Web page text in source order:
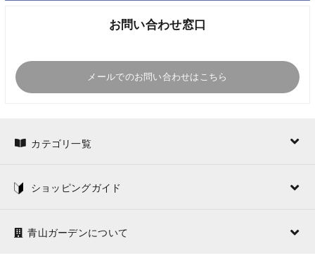
お問い合わせ窓口
メールでのお問い合わせはこちら
カテゴリ一覧
ショッピングガイド
青山ガーデンについて